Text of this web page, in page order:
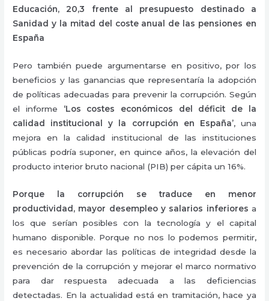
Educación, 20,3 frente al presupuesto destinado a
Sanidad y la mitad del coste anual de las pensiones en
España
Pero también puede argumentarse en positivo, por los
beneficios y las ganancias que representaría la adopción
de políticas adecuadas para prevenir la corrupción. Según
el informe ‘Los costes económicos del déficit de la
calidad institucional y la corrupción en España’, una
mejora en la calidad institucional de las instituciones
públicas podría suponer, en quince años, la elevación del
producto interior bruto nacional (PIB) per cápita un 16%.
Porque la corrupción se traduce en menor
productividad, mayor desempleo y salarios inferiores a
los que serían posibles con la tecnología y el capital
humano disponible. Porque no nos lo podemos permitir,
es necesario abordar las políticas de integridad desde la
prevención de la corrupción y mejorar el marco normativo
para dar respuesta adecuada a las deficiencias
detectadas. En la actualidad está en tramitación, hace ya